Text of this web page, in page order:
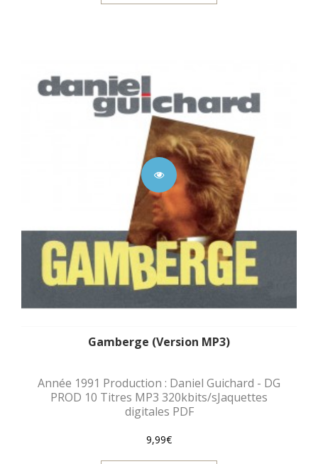
Gamberge (Version MP3)
Année 1991 Production : Daniel Guichard - DG
PROD 10 Titres MP3 320kbits/sJaquettes
digitales PDF
9,99€